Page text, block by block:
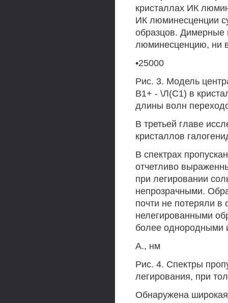
кристаллах ИК
ИК люминесценции
образцов. Димерные
люминесценцию, ни
•25000
Рис. 3. Модель
В1+ - \Л(С1) в
длины волн
В третьей главе
кристаллов
В спектрах
отчетливо
при легировании
непрозрачными.
почти не потеряли в
нелегированными
более однородными
А., нм
Рис. 4. Спектры
легирования, при
Обнаружена